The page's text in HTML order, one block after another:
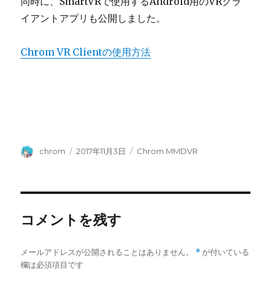
イアントアプリも公開しました。
Chrom VR Clientの使用方法
投
chrom
投
2017年11月3日
カ
Chrom MMDVR
コメントを残す
メールアドレスが公開されることはありません。 * が付いている
欄は必須項目です